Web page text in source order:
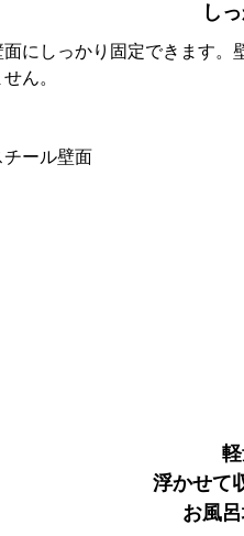
し
にしっかり固定できます
ん。
ール壁面
浮かせて
お風